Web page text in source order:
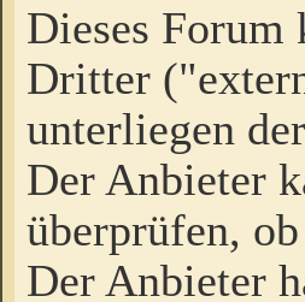
Dieses Forum
Dritter
unterliegen
Der Anbieter
überprüfen,
Der Anbieter